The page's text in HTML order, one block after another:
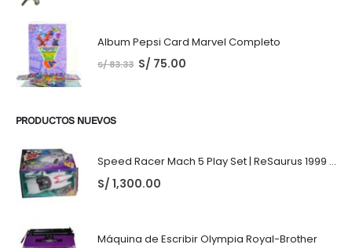
Album Pepsi Card Marvel Completo
S/83.33 S/ 75.00
PRODUCTOS NUEVOS
Speed Racer Mach 5 Play Set | ReSaurus 1999 | Meteoro
S/ 1,300.00
Máquina de Escribir Olympia Royal-Brother